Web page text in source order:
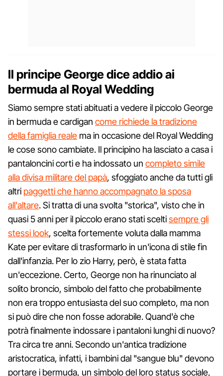
Il principe George dice addio ai
bermuda al Royal Wedding
Siamo sempre stati abituati a vedere il piccolo George
in bermuda e cardigan come richiede la tradizione
della famiglia reale ma in occasione del Royal Wedding
le cose sono cambiate. Il principino ha lasciato a casa i
pantaloncini corti e ha indossato un completo simile
alla divisa militare del papà, sfoggiato anche da tutti gli
altri paggetti che hanno accompagnato la sposa
all'altare. Si tratta di una svolta "storica", visto che in
quasi 5 anni per il piccolo erano stati sceltisempre gli
stessi look, scelta fortemente voluta dalla mamma
Kate per evitare di trasformarlo in un'icona di stile fin
dall'infanzia. Per lo zio Harry, però, è stata fatta
un'eccezione. Certo, George non ha rinunciato al
solito broncio, simbolo del fatto che probabilmente
non era troppo entusiasta del suo completo, ma non
si può dire che non fosse adorabile. Quand'è che
potrà finalmente indossare i pantaloni lunghi di nuovo?
Tra circa tre anni. Secondo un'antica tradizione
aristocratica, infatti, i bambini dal "sangue blu" devono
portare i bermuda, un simbolo del loro status sociale,